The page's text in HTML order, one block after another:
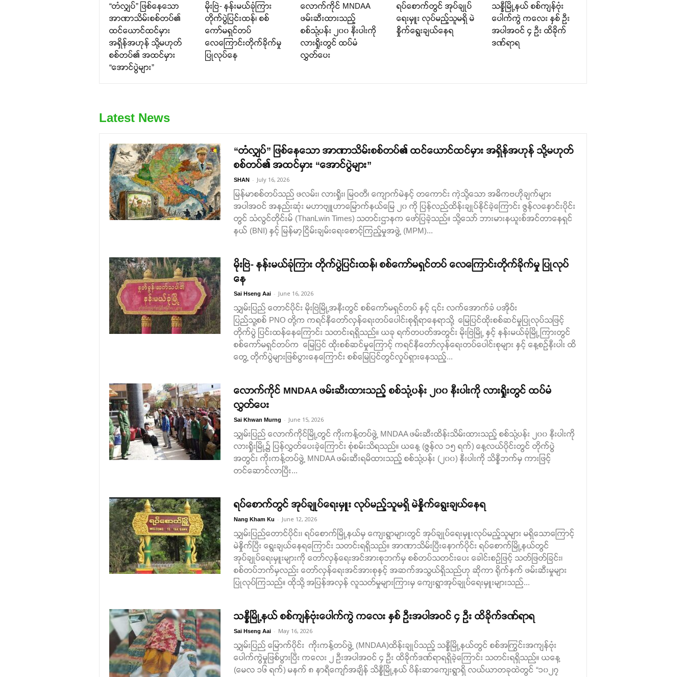
“တံလျှပ်” ဖြစ်နေသော
အာဏာသိမ်းစစ်တပ်၏
ထင်ယောင်ထင်မှား
အရှိန်အဟုန် သို့မဟုတ်
စစ်တပ်၏ အထင်မှား
“အောင်ပွဲများ”
မိုးဗြဲ- နန်းမယ်ခုံကြား
တိုက်ပွဲပြင်းထန်၊ စစ်
ကော်မရှင်တပ်
လေကြောင်းတိုက်ခိုက်မှု
ပြုလုပ်နေ
လောက်ကိုင် MNDAA
ဖမ်းဆီးထားသည့်
စစ်သုံ့ပန်း ၂၀၀ နီးပါးကို
လားရှိုးတွင် ထပ်မံ
လွှတ်ပေး
ရပ်စောက်တွင် အုပ်ချုပ်
ရေးမှူး လုပ်မည့်သူမရှိ မဲ
နှိုက်ရွေးချယ်နေရ
သန္နီမြို့နယ် စစ်ကျန်ဗုံး
ပေါက်ကွဲ ကလေး နှစ် ဦး
အပါအဝင် ၄ ဦး ထိခိုက်
ဒဏ်ရာရ
Latest News
“တံလျှပ်” ဖြစ်နေသော အာဏာသိမ်းစစ်တပ်၏ ထင်ယောင်ထင်မှား အရှိန်အဟုန် သို့မဟုတ်
စစ်တပ်၏ အထင်မှား “အောင်ပွဲများ”
SHAN - July 16, 2026
မြန်မာစစ်တပ်သည် ဖလမ်း၊ လားရှိုး၊ မြဝတီ၊ ကျောက်မဲနှင့် တကောင်း ကဲ့သို့သော အဓိကဗဟိုချက်များ
အပါအဝင် အနည်းဆုံး မဟာဗျူဟာမြောက်နယ်မြေ ၂၀ ကို ပြန်လည်ထိန်းချုပ်နိုင်ခဲ့ကြောင်း ဇွန်လနှောင်းပိုင်း
တွင် သံလွင်တိုင်းမ် (ThanLwin Times) သတင်းဌာနက ဖော်ပြခဲ့သည်။ သို့သော် ဘားမားနယူးစ်အင်တာနေရှင်
နယ် (BNI) နှင့် မြန်မာ့ငြိမ်းချမ်းရေးစောင့်ကြည့်မှုအဖွဲ့ (MPM)...
မိုးဗြဲ- နန်းမယ်ခုံကြား တိုက်ပွဲပြင်းထန်၊ စစ်ကော်မရှင်တပ် လေကြောင်းတိုက်ခိုက်မှု ပြုလုပ်
နေ
Sai Hseng Aai - June 16, 2026
သျှမ်းပြည် တောင်ပိုင်း မိုးဗြဲမြို့အနီးတွင် စစ်ကော်မရှင်တပ် နှင့် ၎င်း လက်အောက်ခံ ပအိုဝ်း
ပြည်သူ့စစ် PNO တို့က ကရင်နီတော်လှန်ရေးတပ်ပေါင်းစုရှိရာနေရာသို့ မြေပြင်ထိုးစစ်ဆင်မှုပြုလုပ်သဖြင့်
တိုက်ပွဲ ပြင်းထန်နေကြောင်း သတင်းရရှိသည်။ ယခု ရက်တပတ်အတွင်း မိုးဗြဲမြို့ နှင့် နန်းမယ်ခုံမြို့ကြားတွင်
စစ်ကော်မရှင်တပ်က မြေပြင် ထိုးစစ်ဆင်မှုကြောင့် ကရင်နီတော်လှန်‌ရေးတပ်ပေါင်းစုများ နှင့် နေ့စဉ်နီးပါး ထိ
တွေ့ တိုက်ပွဲများဖြစ်ပွားနေကြောင်း စစ်မြေပြင်တွင်လှုပ်ရှားနေသည့်...
လောက်ကိုင် MNDAA ဖမ်းဆီးထားသည့် စစ်သုံ့ပန်း ၂၀၀ နီးပါးကို လားရှိုးတွင် ထပ်မံ
လွှတ်ပေး
Sai Khwan Murng - June 15, 2026
သျှမ်းပြည် လောက်ကိုင်မြို့တွင် ကိုးကန့်တပ်ဖွဲ့ MNDAA ဖမ်းဆီးထိန်းသိမ်းထားသည့် စစ်သုံ့ပန်း ၂၀၀ နီးပါးကို
လားရှိုးမြို့၌ ပြန်လွှတ်ပေးခဲ့ကြောင်း စုံစမ်းသိရသည်။ ယနေ့ (ဇွန်လ ၁၅ ရက်) နေ့လယ်ပိုင်းတွင် တိုက်ပွဲ
အတွင်း ကိုးကန့်တပ်ဖွဲ့ MNDAA ဖမ်းဆီးရမိထားသည့် စစ်သုံ့ပန်း (၂၀၀) နီးပါးကို သိန္နီဘက်မှ ကားဖြင့်
တင်ဆောင်လာပြီး...
ရပ်စောက်တွင် အုပ်ချုပ်ရေးမှူး လုပ်မည့်သူမရှိ မဲနှိုက်ရွေးချယ်နေရ
Nang Kham Ku - June 12, 2026
သျှမ်းပြည်တောင်ပိုင်း၊ ရပ်စောက်မြို့နယ်မှ ကျေးရွာများတွင် အုပ်ချုပ်ရေးမှူးလုပ်မည့်သူများ မရှိသောကြောင့်
မဲနှိုက်ပြီး ရွေးချယ်နေရကြောင်း သတင်းရရှိသည်။ အာဏာသိမ်းပြီးနောက်ပိုင်း ရပ်စောက်မြို့နယ်တွင်
အုပ်ချုပ်ရေးမှူးများကို တော်လှန်ရေးအင်အားစုဘက်မှ စစ်တပ်သတင်းပေး ခေါင်းစဉ်ဖြင့် သတ်ဖြတ်ခြင်း၊
စစ်တပ်ဘက်မှလည်း တော်လှန်ရေးအင်အားစုနှင့် အဆက်အသွယ်ရှိသည်ဟု ဆိုကာ ရိုက်နှက် ဖမ်းဆီးမှုများ
ပြုလုပ်ကြသည်။ ထိုသို့ အပြန်အလှန် လူသတ်မှုများကြားမှ ကျေးရွာအုပ်ချုပ်ရေးမှူးများသည်...
သန္နီမြို့နယ် စစ်ကျန်ဗုံးပေါက်ကွဲ ကလေး နှစ် ဦးအပါအဝင် ၄ ဦး ထိခိုက်ဒဏ်ရာရ
Sai Hseng Aai - May 16, 2026
သျှမ်းပြည် မြောက်ပိုင်း ကိုးကန့်တပ်ဖွဲ့ (MNDAA)ထိန်းချုပ်သည့် သန္နီမြို့နယ်တွင် စစ်အကြွင်းအကျန်ဗုံး
ပေါက်ကွဲမှုဖြစ်ပွားပြီး ကလေး ၂ ဦးအပါအဝင် ၄ ဦး ထိခိုက်ဒဏ်ရာရရှိခဲ့ကြောင်း သတင်းရရှိသည်။ ယနေ့
(မေလ ၁၆ ရက်) မနက် ၈ နာရီကျော်အချိန် သိန္နီမြို့နယ် ပိန်းဆာကျေးရွာရှိ လယ်ယာတခုထဲတွင် “၁၀၂၇